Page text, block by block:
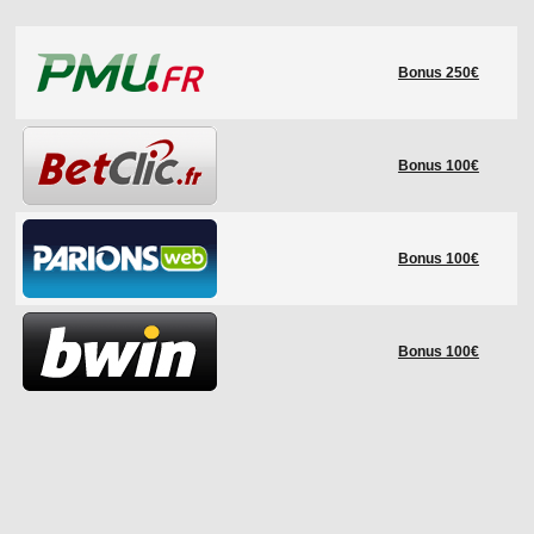
LES STADES
HISTORIQUE
COUPE DES CONFÉDÉRATIONS
Bonus 250€
Bonus 100€
Bonus 100€
Bonus 100€